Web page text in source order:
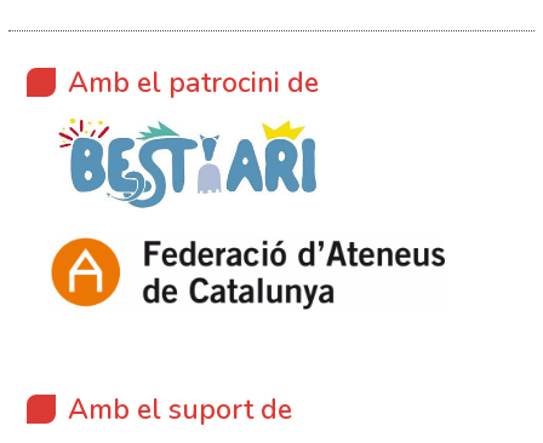
Amb el patrocini de
Amb el suport de